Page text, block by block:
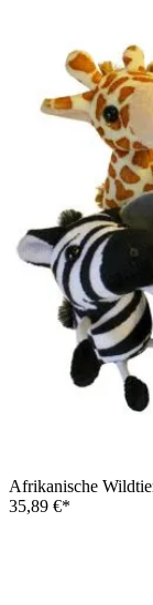
Afrikanische
35,89 €*